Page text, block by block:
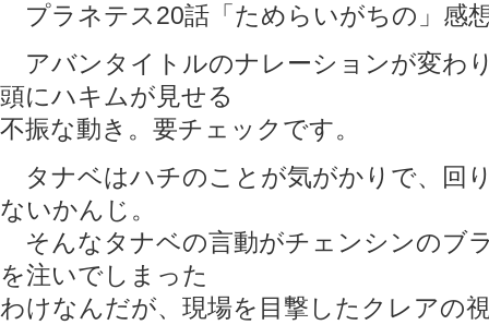
プラネテス20話「ためらいがちの」感
アバンタイトルのナレーションが変わ
頭にハキムが見せる
不振な動き。要チェックです。
タナベはハチのことが気がかりで、回
ないかんじ。
そんなタナベの言動がチェンシンのブ
を注いでしまった
わけなんだが、現場を目撃したクレアの